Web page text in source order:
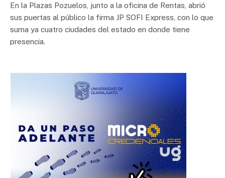
En la Plazas Pozuelos, junto a la oficina de Rentas, abrió
sus puertas al público la firma JP SOFI Express, con lo que
suma ya cuatro ciudades del estado en donde tiene
presencia.